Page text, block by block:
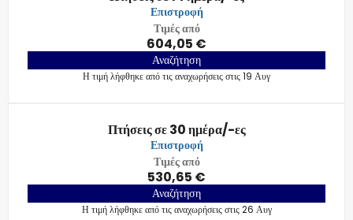
Επιστροφή
Τιμές από
604,05 €
Αναζήτηση
Η τιμή λήφθηκε από τις αναχωρήσεις στις 19 Αυγ
Πτήσεις σε 30 ημέρα/-ες
Επιστροφή
Τιμές από
530,65 €
Αναζήτηση
Η τιμή λήφθηκε από τις αναχωρήσεις στις 26 Αυγ